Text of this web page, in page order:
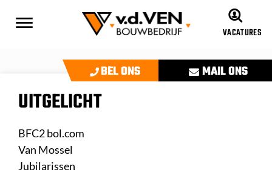
VACATURES
BEL ONS MAIL ONS
UITGELICHT
BFC2 bol.com
Van Mossel
Jubilarissen